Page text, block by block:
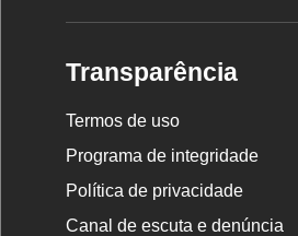
Transparência
Termos de uso
Programa de integridade
Política de privacidade
Canal de escuta e denúncia